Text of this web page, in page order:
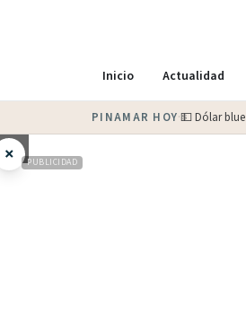
Inicio Actualidad
PINAMAR HOY·💵 Dólar blue
× PUBLICIDAD